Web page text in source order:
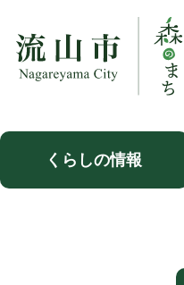
くらしの情報